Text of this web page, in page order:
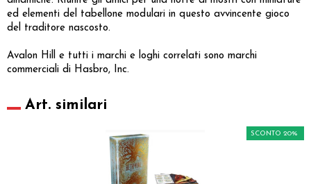
ed elementi del tabellone modulari in questo avvincente gioco
del traditore nascosto.
Avalon Hill e tutti i marchi e loghi correlati sono marchi
commerciali di Hasbro, Inc.
Art. similari
SCONTO 20%